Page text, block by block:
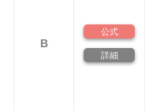
B
公式
詳細